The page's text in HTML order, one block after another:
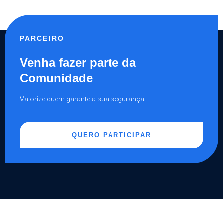
PARCEIRO
Venha fazer parte da
Comunidade
Valorize quem garante a sua segurança
QUERO PARTICIPAR